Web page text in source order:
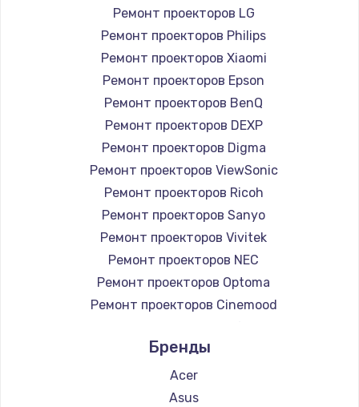
1320 руб.
Заказать
Чистка от пыли
990 руб.
Заказать
Замена жесткого диска
875 руб.
Заказать
Установка драйверов
1490 руб.
Ремонт проекторов LG
Ремонт проекторов Philips
Ремонт проекторов Xiaomi
Ремонт проекторов Epson
Ремонт проекторов BenQ
Ремонт проекторов DEXP
Ремонт проекторов Digma
Ремонт проекторов ViewSonic
Ремонт проекторов Ricoh
Ремонт проекторов Sanyo
Ремонт проекторов Vivitek
Ремонт проекторов NEC
Ремонт проекторов Optoma
Ремонт проекторов Cinemood
Ремонт проекторов Barco
Ремонт проекторов Xgimi
Ремонт проекторов Canon
Бренды
Acer
Asus